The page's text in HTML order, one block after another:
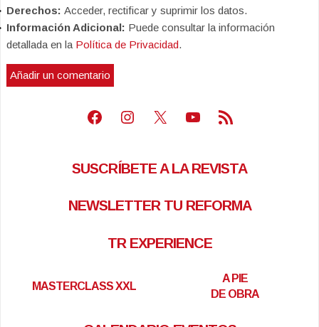
Derechos: Acceder, rectificar y suprimir los datos.
Información Adicional: Puede consultar la información
detallada en la Política de Privacidad.
Facebook
Instagram
X Youtube
Feed RSS
SUSCRÍBETE A LA REVISTA
NEWSLETTER TU REFORMA
TR EXPERIENCE
MASTERCLASS XXL
A PIE
DE OBRA